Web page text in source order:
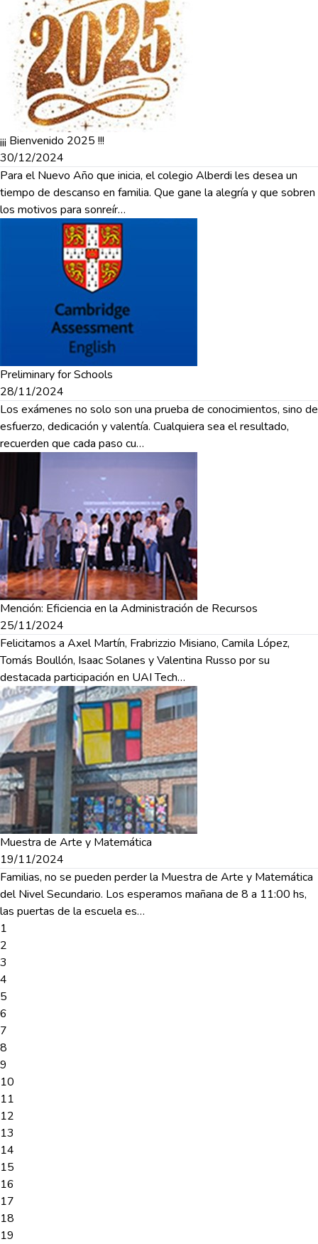
¡¡¡ Bienvenido 2025 !!!
30/12/2024
Para el Nuevo Año que inicia, el colegio Alberdi les desea un
tiempo de descanso en familia. Que gane la alegría y que sobren
los motivos para sonreír…
Preliminary for Schools
28/11/2024
Los exámenes no solo son una prueba de conocimientos, sino de
esfuerzo, dedicación y valentía. Cualquiera sea el resultado,
recuerden que cada paso cu…
Mención: Eficiencia en la Administración de Recursos
25/11/2024
Felicitamos a Axel Martín, Frabrizzio Misiano, Camila López,
Tomás Boullón, Isaac Solanes y Valentina Russo por su
destacada participación en UAI Tech…
Muestra de Arte y Matemática
19/11/2024
Familias, no se pueden perder la Muestra de Arte y Matemática
del Nivel Secundario. Los esperamos mañana de 8 a 11:00 hs,
las puertas de la escuela es…
1
2
3
4
5
6
7
8
9
10
11
12
13
14
15
16
17
18
19